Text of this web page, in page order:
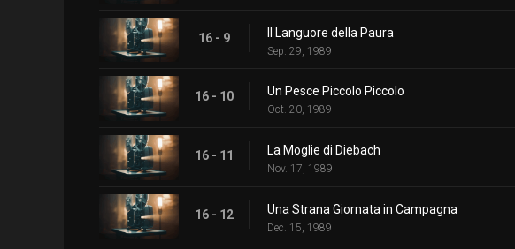
16 - 9 Il Languore della Paura
Sep. 29, 1989
16 - 10 Un Pesce Piccolo Piccolo
Oct. 20, 1989
16 - 11 La Moglie di Diebach
Nov. 17, 1989
16 - 12 Una Strana Giornata in Campagna
Dec. 15, 1989